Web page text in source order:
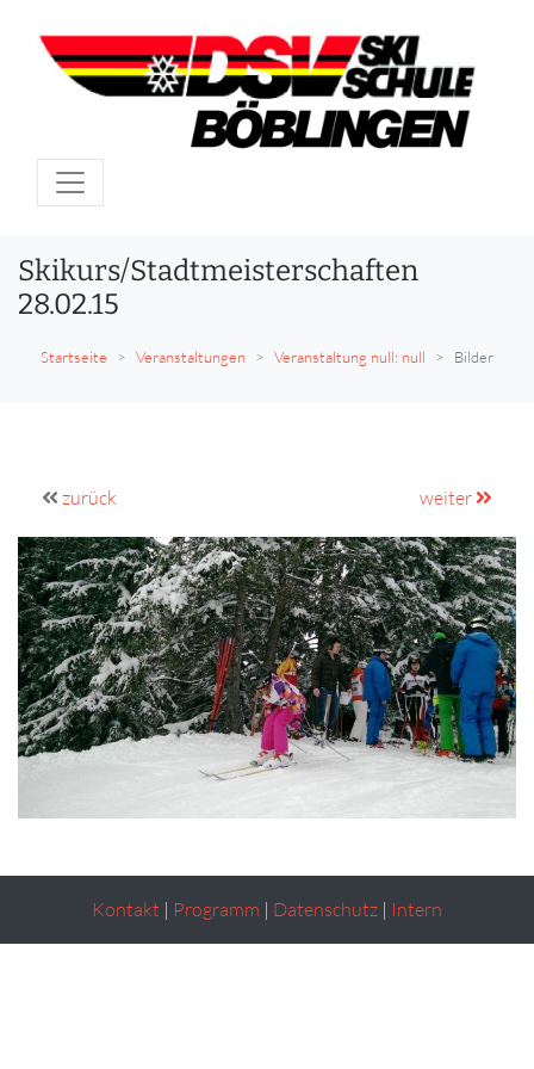
Skikurs/Stadtmeisterschaften
28.02.15
Startseite Veranstaltungen Veranstaltung null: null Bilder
zurück weiter
Kontakt | Programm | Datenschutz | Intern